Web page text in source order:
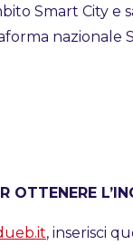
Smart City e
nazionale
OTTENERE
, inserisci